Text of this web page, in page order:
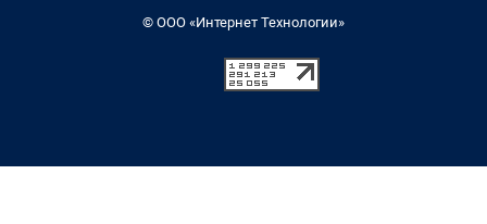
© ООО «Интернет Технологии»